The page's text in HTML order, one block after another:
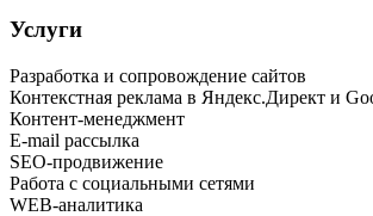
Услуги
Разработка и сопровождение сайтов
Контекстная реклама в Яндекс.Директ и
Контент-менеджмент
E-mail рассылка
SEO-продвижение
Работа с социальными сетями
WEB-аналитика